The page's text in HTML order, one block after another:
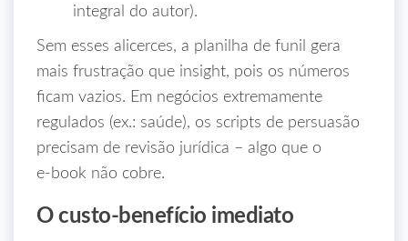
integral do autor).
Sem esses alicerces, a planilha de funil gera
mais frustração que insight, pois os números
ficam vazios. Em negócios extremamente
regulados (ex.: saúde), os scripts de persuasão
precisam de revisão jurídica – algo que o
e‑book não cobre.
O custo‑benefício imediato